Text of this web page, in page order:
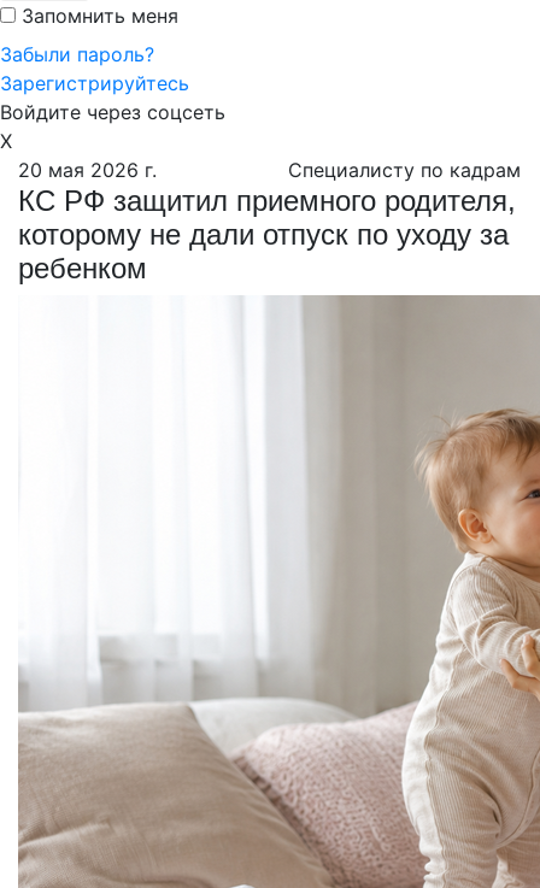
Запомнить меня
Забыли пароль?
Зарегистрируйтесь
Войдите через соцсеть
X
20 мая 2026 г.
Специалисту по кадрам
КС РФ защитил приемного родителя,
которому не дали отпуск по уходу за
ребенком